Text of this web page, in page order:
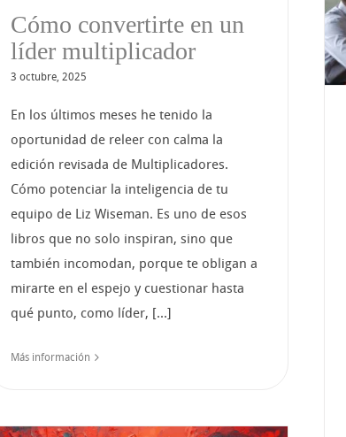
Cómo convertirte en un
líder multiplicador
3 octubre, 2025
En los últimos meses he tenido la
oportunidad de releer con calma la
edición revisada de Multiplicadores.
Cómo potenciar la inteligencia de tu
equipo de Liz Wiseman. Es uno de esos
libros que no solo inspiran, sino que
también incomodan, porque te obligan a
mirarte en el espejo y cuestionar hasta
qué punto, como líder, [...]
Más información
corporal en el trabajo